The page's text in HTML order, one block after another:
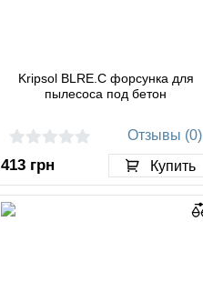
Kripsol BLRE.C форсунка для
пылесоса под бетон
Отзывы (0)
413 грн Купить